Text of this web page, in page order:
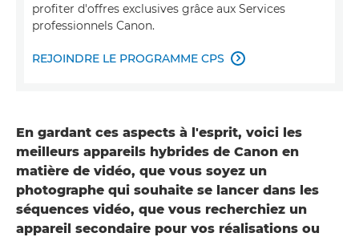
profiter d'offres exclusives grâce aux Services
professionnels Canon.
REJOINDRE LE PROGRAMME CPS 
En gardant ces aspects à l'esprit, voici les
meilleurs appareils hybrides de Canon en
matière de vidéo, que vous soyez un
photographe qui souhaite se lancer dans les
séquences vidéo, que vous recherchiez un
appareil secondaire pour vos réalisations ou